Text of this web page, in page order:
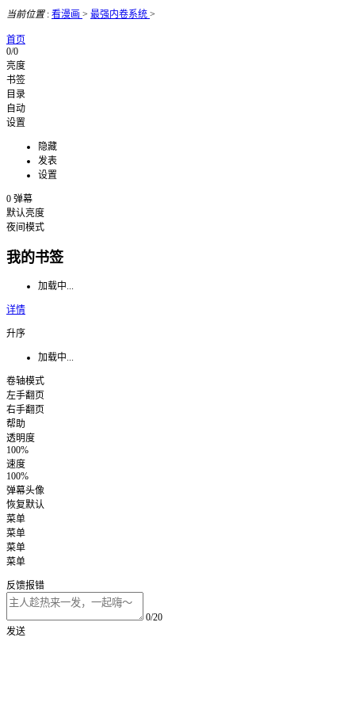
当前位置: 看漫画 > 最强内卷系统 >
首页
0/0
亮度
书签
目录
自动
设置
隐藏
发表
设置
0 弹幕
默认亮度
夜间模式
我的书签
加载中...
详情
升序
加载中...
卷轴模式
左手翻页
右手翻页
帮助
透明度
100%
速度
100%
弹幕头像
恢复默认
菜单
菜单
菜单
菜单
反馈报错
0/20
发送